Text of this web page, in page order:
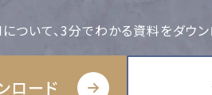
ついて、3分でわかる資料をダウン
ロード